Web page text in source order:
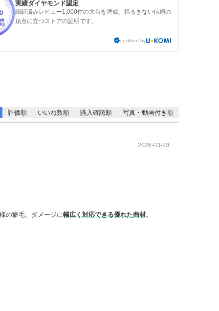
実績ダイヤモンド認定
認証済みレビュー1,000件の大台を達成。揺るぎない信頼の
頂点に立つストアの証明です。
certified by
評価順 いいね数順 購入確認順 写真・動画付き順
2026-03-20
の癖毛、ダメージに幅広く対応できる優れた商材。